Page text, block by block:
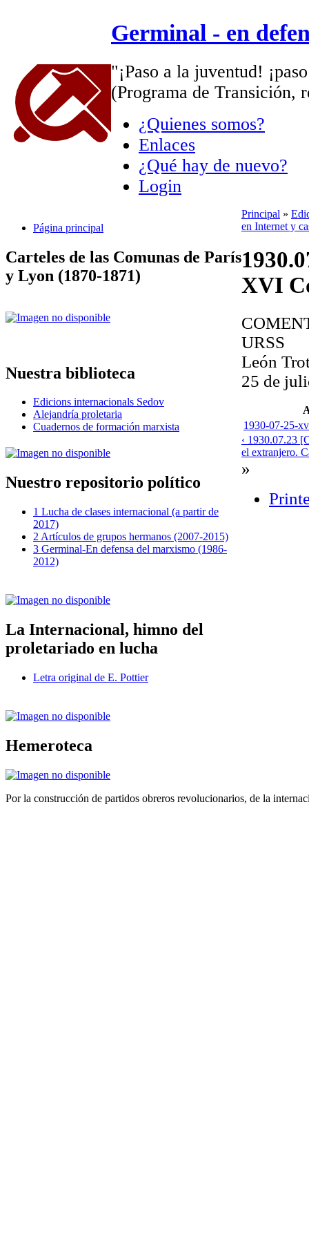
Germinal - en
"¡Paso a la juventud!
(Programa de Transición,
¿Quienes somos?
Enlaces
¿Qué hay de nuevo?
Login
Página principal
Carteles de las Comunas de París
y Lyon (1870-1871)
Nuestra biblioteca
Edicions internacionals Sedov
Alejandría proletaria
Cuadernos de formación marxista
Nuestro repositorio político
1 Lucha de clases internacional (a partir de
2017)
2 Artículos de grupos hermanos (2007-2015)
3 Germinal-En defensa del marxismo (1986-
2012)
La Internacional, himno del
proletariado en lucha
Letra original de E. Pottier
Hemeroteca
Principal »
en Internet y
XVI
URSS
León
25 de
1930-07-25-
‹ 1930.07.23
el extranjero.
»
Por la construcción de partidos obreros revolucionarios, de la